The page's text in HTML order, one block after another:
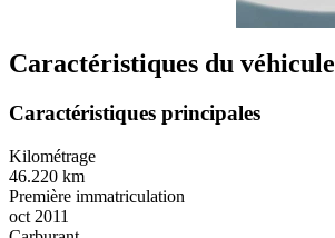
Caractéristiques du véhicule
Caractéristiques principales
Kilométrage
46.220 km
Première immatriculation
oct 2011